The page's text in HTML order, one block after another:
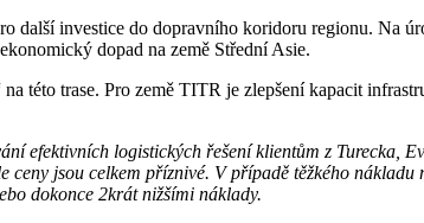
další investice do dopravního koridoru regionu. Na
dopad na země Střední Asie.
této trase. Pro země TITR je zlepšení kapacit
efektivních logistických řešení klientům z Turecka,
jsou celkem příznivé. V případě těžkého
dokonce 2krát nižšími náklady.